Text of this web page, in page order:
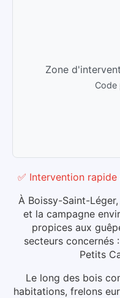
Zone
Code
✅ Intervention rapide
À Boissy-Saint-
et la campagne
propices aux
secteurs concernés
Petits
Le long des bois
habitations, frelons